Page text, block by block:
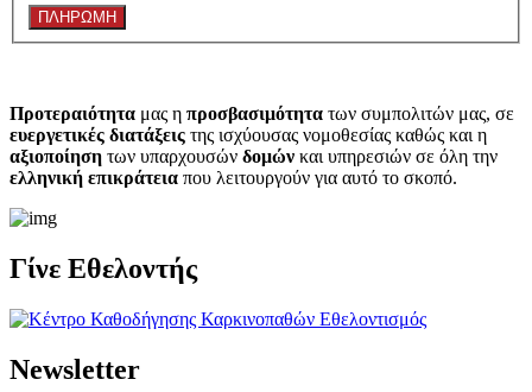
Προτεραιότητα μας η προσβασιμότητα των συμπολιτών μας, σε
ευεργετικές διατάξεις της ισχύουσας νομοθεσίας καθώς και η
αξιοποίηση των υπαρχουσών δομών και υπηρεσιών σε όλη την
ελληνική επικράτεια που λειτουργούν για αυτό το σκοπό.​
Γίνε Εθελοντής
Newsletter